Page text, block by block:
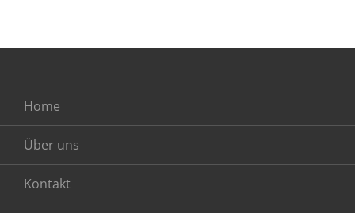
Home
Über uns
Kontakt